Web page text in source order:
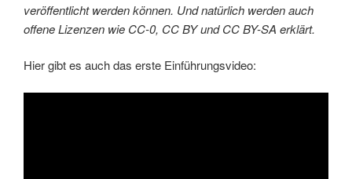
veröffentlicht werden können. Und natürlich werden auch
offene Lizenzen wie CC-0, CC BY und CC BY-SA erklärt.
Hier gibt es auch das erste Einführungsvideo: